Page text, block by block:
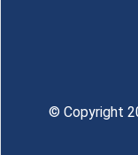
© Copyright